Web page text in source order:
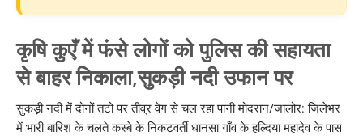
खेल
शिक्षा
लाइफस्टाइल
कृषि कुएँ में फंसे लोगों को पुलिस की सहायता
से बाहर निकाला,सुकड़ी नदी उफान पर
सुकड़ी नदी में दोनों तटो पर तीव्र वेग से चल रहा पानी मोदरान/जालोर: जिलेभर
में भारी बारिश के चलते कस्बे के निकटवर्ती धानसा गाँव के हल्दिया महादेव के पास